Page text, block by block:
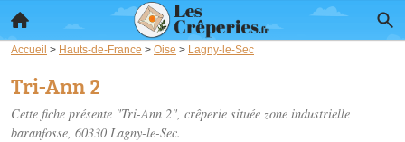
Accueil > Hauts-de-France > Oise > Lagny-le-Sec
Tri-Ann 2
Cette fiche présente "Tri-Ann 2", crêperie située zone industrielle
baranfosse, 60330 Lagny-le-Sec.